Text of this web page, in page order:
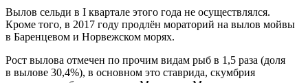
Вылов сельди в I квартале этого года не осуществлялся.
Кроме того, в 2017 году продлён мораторий на вылов мойвы
в Баренцевом и Норвежском морях.
Рост вылова отмечен по прочим видам рыб в 1,5 раза (доля
в вылове 30,4%), в основном это ставрида, скумбрия